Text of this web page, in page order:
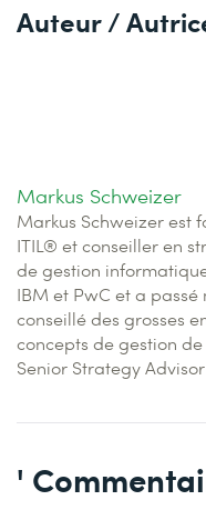
Auteur /
Markus Schweizer
Markus Schweizer est
ITIL® et conseiller en
de gestion
IBM et PwC et a
conseillé des grosses
concepts de gestion
Senior Strategy
'